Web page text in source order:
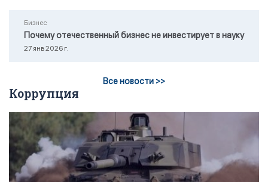
Бизнес
Почему отечественный бизнес не инвестирует в науку
27 янв 2026 г.
Все новости >>
Коррупция